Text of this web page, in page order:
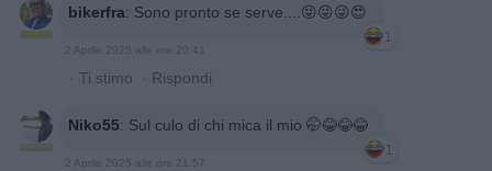
bikerfra: Sono pronto se serve....😜😜😜😍
1
2 Aprile 2025 alle ore 20:41
· Ti stimo · Rispondi
Niko55: Sul culo di chi mica il mio 🤭😂😂😂
1
2 Aprile 2025 alle ore 21:57